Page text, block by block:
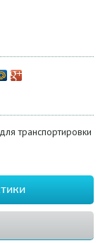
транспортировки